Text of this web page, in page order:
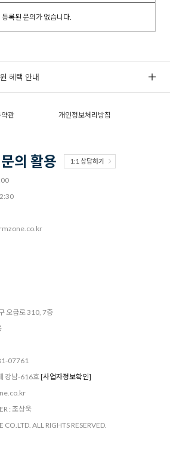
등록된 문의가 없습니다.
혜택 안내
관 개인정보처리방침
의 활용 1:1 상담하기
오금로 310, 7층
07761
강남-616호[사업자정보확인]
: 조상욱
ALL RIGHTS RESERVED.